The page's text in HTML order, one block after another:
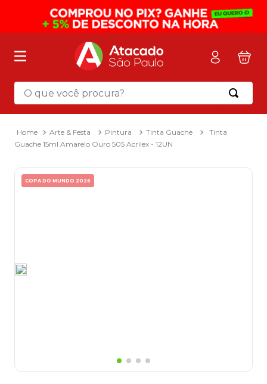
O que você procura?
Arte & Festa Pintura Tinta Guache
Tinta
Guache 15ml Amarelo Ouro 505 Acrilex - 12UN
COPA DO MUNDO 2026
Termos mais buscados
mochila
2º sacola
3º papel toalha
8